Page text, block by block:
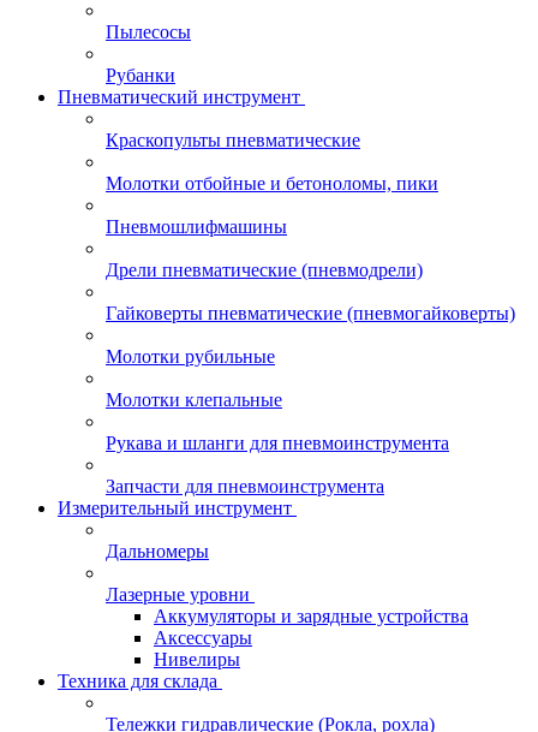
Пылесосы
Рубанки
Пневматический инструмент
Краскопульты пневматические
Молотки отбойные и бетоноломы, пики
Пневмошлифмашины
Дрели пневматические (пневмодрели)
Гайковерты пневматические (пневмогайковерты)
Молотки рубильные
Молотки клепальные
Рукава и шланги для пневмоинструмента
Запчасти для пневмоинструмента
Измерительный инструмент
Дальномеры
Лазерные уровни
Аккумуляторы и зарядные устройства
Аксессуары
Нивелиры
Техника для склада
Тележки гидравлические (Рокла, рохла)